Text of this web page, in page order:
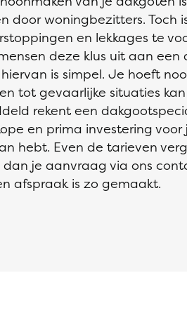
door woningbezitters.
en lekkages te
deze klus uit aan
is simpel. Je hoeft
tot gevaarlijke situaties
rekent een
en prima investering
hebt. Even de tarieven
dan je aanvraag via ons
afspraak is zo gemaakt.